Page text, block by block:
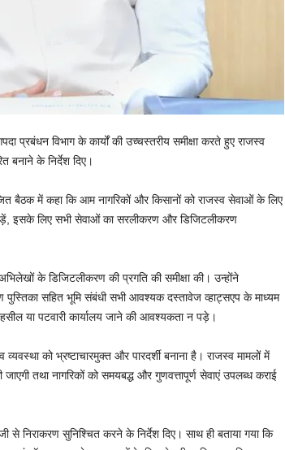
प्रबंधन विभाग के कार्यों की उच्चस्तरीय समीक्षा करते हुए राजस्व
बनाने के निर्देश दिए।
बैठक में कहा कि आम नागरिकों और किसानों को राजस्व सेवाओं के लिए
इसके लिए सभी सेवाओं का सरलीकरण और डिजिटलीकरण
के डिजिटलीकरण की प्रगति की समीक्षा की। उन्होंने
पुस्तिका सहित भूमि संबंधी सभी आवश्यक दस्तावेज व्हाट्सएप के माध्यम
या पटवारी कार्यालय जाने की आवश्यकता न पड़े।
को भ्रष्टाचारमुक्त और पारदर्शी बनाना है। राजस्व मामलों में
जाएगी तथा नागरिकों को समयबद्ध और गुणवत्तापूर्ण सेवाएं उपलब्ध कराई
सुनिश्चित करने के निर्देश दिए। साथ ही बताया गया कि